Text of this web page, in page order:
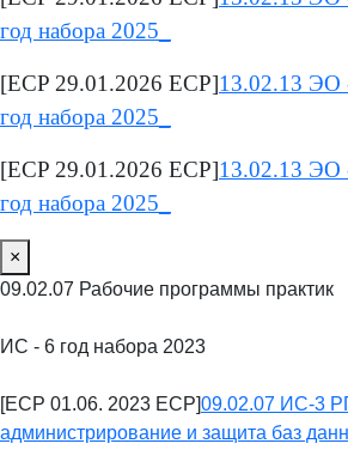
год набора 2025_
[ECP 29.01.2026 ECP]13.02.13
год набора 2025_
[ECP 29.01.2026 ECP]13.02.13
год набора 2025_
×
09.02.07 Рабочие программы практик
ИС - 6 год набора 2023
[ECP 01.06. 2023 ECP]09.02.07 ИС-3
администрирование и защита баз